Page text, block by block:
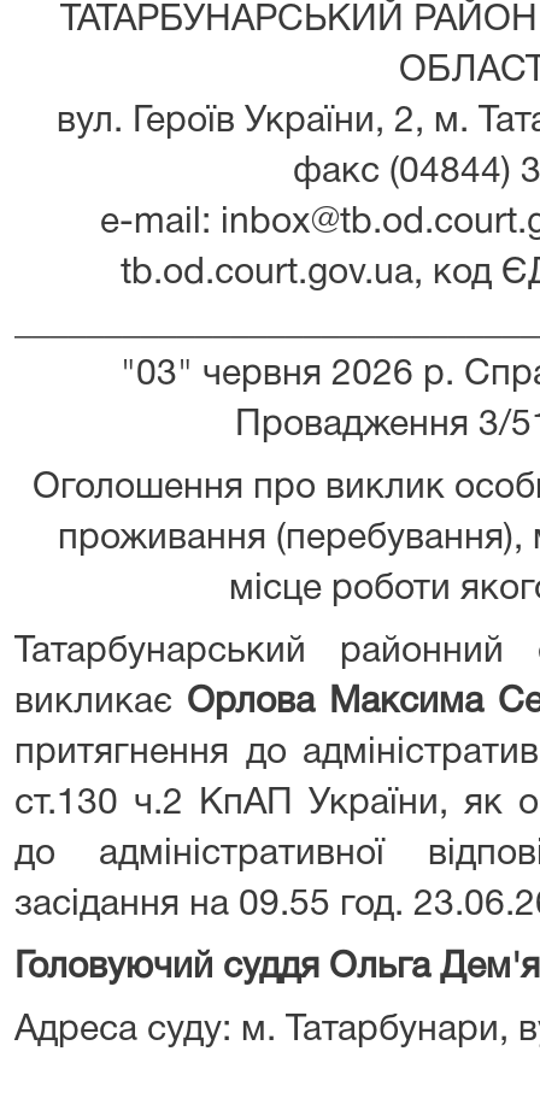
ТАТАРБУНАРСЬКИЙ
вул. Героїв України, 2, м.
факс (04844)
e-mail:
tb.od.court.gov.ua, код
"03" червня 2026 р.
Провадження 3/
Оголошення про виклик
проживання (перебування),
місце роботи
Татарбунарський
викликає Орлова Максима
притягнення до
ст.130 ч.2 КпАП України, як
до адміністративної
засідання на 09.55 год.
Головуючий суддя Ольга
Адреса суду: м. Татарбунари,